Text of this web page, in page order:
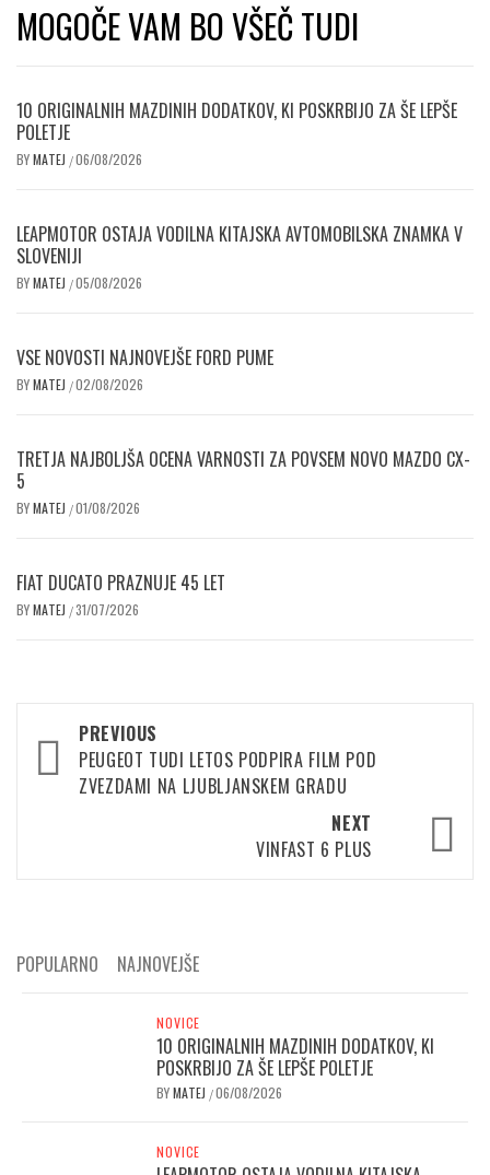
MOGOČE VAM BO VŠEČ TUDI
10 ORIGINALNIH MAZDINIH DODATKOV, KI POSKRBIJO ZA ŠE LEPŠE
POLETJE
BYMATEJ /06/08/2026
LEAPMOTOR OSTAJA VODILNA KITAJSKA AVTOMOBILSKA ZNAMKA V
SLOVENIJI
BYMATEJ /05/08/2026
VSE NOVOSTI NAJNOVEJŠE FORD PUME
BYMATEJ /02/08/2026
TRETJA NAJBOLJŠA OCENA VARNOSTI ZA POVSEM NOVO MAZDO CX-
5
BYMATEJ /01/08/2026
FIAT DUCATO PRAZNUJE 45 LET
BYMATEJ /31/07/2026
Post
navigation
PREVIOUS
PEUGEOT TUDI LETOS PODPIRA FILM POD
ZVEZDAMI NA LJUBLJANSKEM GRADU
NEXT
VINFAST 6 PLUS
POPULARNO NAJNOVEJŠE
NOVICE
10 ORIGINALNIH MAZDINIH DODATKOV, KI
POSKRBIJO ZA ŠE LEPŠE POLETJE
BYMATEJ /06/08/2026
NOVICE